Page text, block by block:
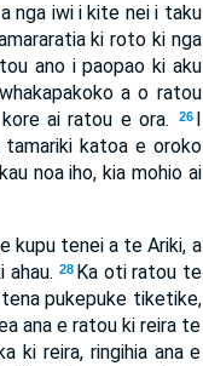
nga iwi i kite nei i taku
ki roto ki nga
ano i paopao ki aku
a o ratou
ai ratou e ora. 26 I
tamariki katoa e oroko
noa iho, kia mohio ai
kupu tenei a te Ariki, a
ahau. 28 Ka oti ratou te
tena pukepuke tiketike,
ana e ratou ki reira te
ki reira, ringihia ana e